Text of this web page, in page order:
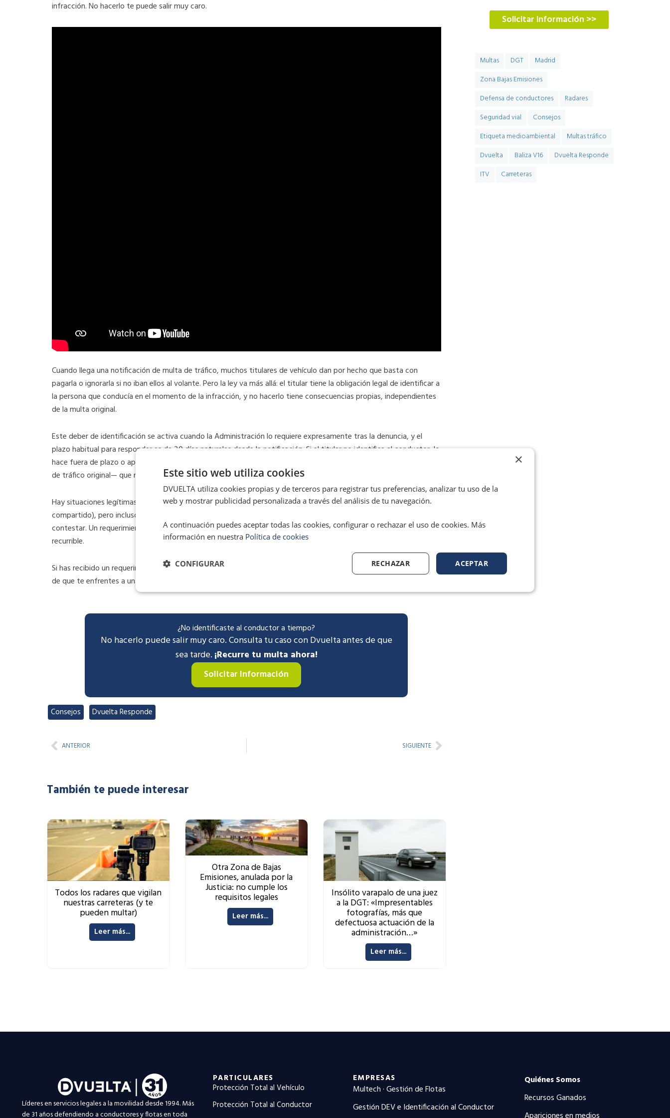
infracción. No hacerlo te puede salir muy caro.
Cuando llega una notificación de multa de tráfico, muchos titulares de vehículo dan por hecho que basta con
pagarla o ignorarla si no iban ellos al volante. Pero la ley va más allá: el titular tiene la obligación legal de identificar a
la persona que conducía en el momento de la infracción, y no hacerlo tiene consecuencias propias, independientes
de la multa original.
Este deber de identificación se activa cuando la Administración lo requiere expresamente tras la denuncia, y el
plazo habitual para responder es de 20 días naturales desde la notificación. Si el titular no identifica al conductor, lo
hace fuera de plazo o aporta datos incorrectos, se expone a una sanción adicional —independiente de la infracción
de tráfico original— que no admite el descuento por pronto pago.
Hay situaciones legítimas en las que identificar al conductor no es sencillo (vehículos de empresa, alquiler, uso
compartido), pero incluso en esos casos conviene responder con la justificación correspondiente en lugar de no
contestar. Un requerimiento mal notificado, con plazos incorrectos o defectos de forma, también puede ser
recurrible.
Si has recibido un requerimiento de identificación y no sabes cómo actuar, en Dvuelta revisamos si es válido antes
de que te enfrentes a una sanción evitable.
¿No identificaste al conductor a tiempo?
No hacerlo puede salir muy caro. Consulta tu caso con Dvuelta antes de que
sea tarde. ¡Recurre tu multa ahora!
Solicitar Información
Consejos Dvuelta Responde
Prev
ANTERIOR SIGUIENTENext
También te puede interesar
Todos los radares que vigilan
nuestras carreteras (y te
pueden multar)
Leer más...
Otra Zona de Bajas
Emisiones, anulada por la
Justicia: no cumple los
requisitos legales
Leer más...
Insólito varapalo de una juez
a la DGT: «Impresentables
fotografías, más que
defectuosa actuación de la
administración…»
Leer más...
Solicitar información >>
Multas DGT
Madrid
Zona Bajas Emisiones
Defensa de conductores
Radares
Seguridad vial
Consejos
Etiqueta medioambiental
Multas tráfico
Dvuelta
Baliza V16
Dvuelta Responde
ITV
Carreteras
Líderes en servicios legales a la movilidad desde 1994. Más
de 31 años defendiendo a conductores y flotas en toda
PARTICULARES
Protección Total al Vehículo
Protección Total al Conductor
EMPRESAS
Multech · Gestión de Flotas
Gestión DEV e Identificación al Conductor
Quiénes Somos
Recursos Ganados
×
Este sitio web utiliza cookies
DVUELTA utiliza cookies propias y de terceros para registrar tus preferencias, analizar tu uso de la
web y mostrar publicidad personalizada a través del análisis de tu navegación.
A continuación puedes aceptar todas las cookies, configurar o rechazar el uso de cookies. Más
información en nuestra Política de cookies
ACEPTAR
RECHAZAR
CONFIGURAR